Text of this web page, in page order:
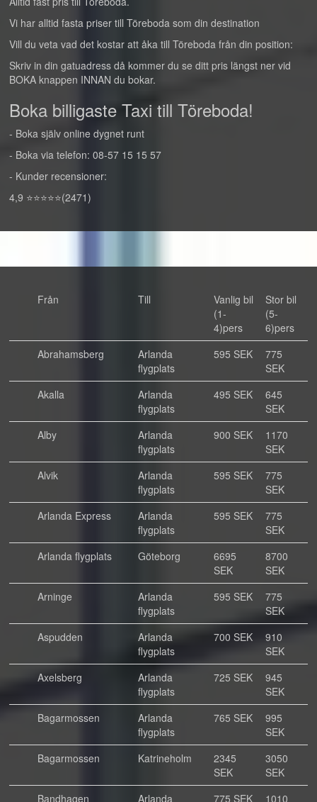
Vi har alltid fasta priser till Töreboda som din destination
Vill du veta vad det kostar att åka till Töreboda från din position:
Skriv in din gatuadress då kommer du se ditt pris längst ner vid
BOKA knappen INNAN du bokar.
Boka billigaste Taxi till Töreboda!
- Boka själv online dygnet runt
- Boka via telefon: 08-57 15 15 57
- Kunder recensioner:
4,9 ⭐⭐⭐⭐⭐(2471)
Från Till
Vanlig bil
(1-
4)pers
Stor bil
(5-
6)pers
Abrahamsberg
Arlanda
flygplats
595 SEK
775
SEK
Akalla
Arlanda
flygplats
495 SEK
645
SEK
Alby
Arlanda
flygplats
900 SEK
1170
SEK
Alvik
Arlanda
flygplats
595 SEK
775
SEK
Arlanda Express
Arlanda
flygplats
595 SEK
775
SEK
Arlanda flygplats
Göteborg
6695
SEK
8700
SEK
Arninge
Arlanda
flygplats
595 SEK
775
SEK
Aspudden
Arlanda
flygplats
700 SEK
910
SEK
Axelsberg
Arlanda
flygplats
725 SEK
945
SEK
Bagarmossen
Arlanda
flygplats
765 SEK
995
SEK
Bagarmossen
Katrineholm
2345
SEK
3050
SEK
Bandhagen
Arlanda 775 SEK 1010